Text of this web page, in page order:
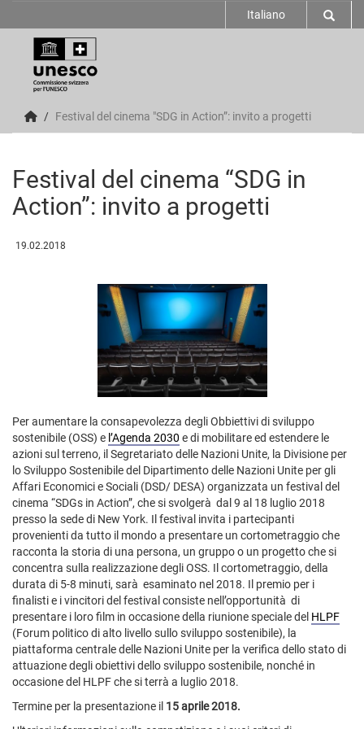
Italiano
Festival del cinema "SDG in Action”: invito a progetti
Festival del cinema “SDG in
Action”: invito a progetti
19.02.2018
Per aumentare la consapevolezza degli Obbiettivi di sviluppo
sostenibile (OSS) e l’Agenda 2030 e di mobilitare ed estendere le
azioni sul terreno, il Segretariato delle Nazioni Unite, la Divisione per
lo Sviluppo Sostenibile del Dipartimento delle Nazioni Unite per gli
Affari Economici e Sociali (DSD/ DESA) organizzata un festival del
cinema “SDGs in Action”, che si svolgerà dal 9 al 18 luglio 2018
presso la sede di New York. Il festival invita i partecipanti
provenienti da tutto il mondo a presentare un cortometraggio che
racconta la storia di una persona, un gruppo o un progetto che si
concentra sulla realizzazione degli OSS. Il cortometraggio, della
durata di 5-8 minuti, sarà esaminato nel 2018. Il premio per i
finalisti e i vincitori del festival consiste nell’opportunità di
presentare i loro film in occasione della riunione speciale del HLPF
(Forum politico di alto livello sullo sviluppo sostenibile), la
piattaforma centrale delle Nazioni Unite per la verifica dello stato di
attuazione degli obiettivi dello sviluppo sostenibile, nonché in
occasione del HLPF che si terrà a luglio 2018.
Termine per la presentazione il 15 aprile 2018.